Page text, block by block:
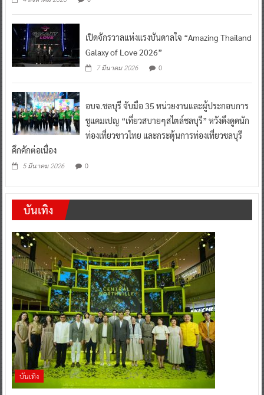
เปิดจักรวาลแห่งแรงบันดาลใจ “Amazing Thailand
Galaxy of Love 2026”
7 มีนาคม 2026 0
อบจ.ชลบุรี จับมือ 35 หน่วยงานและผู้ประกอบการ
ชูแคมเปญ “เที่ยวสบายๆสไตล์ชลบุรี” หวังดึงดูดนัก
ท่องเที่ยวชาวไทย และกระตุ้นการท่องเที่ยวชลบุรี
คึกคักต่อเนื่อง
5 มีนาคม 2026 0
บันเทิง
บันเทิง